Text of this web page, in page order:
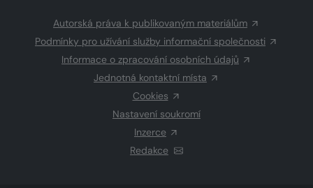
Autorská práva k publikovaným materiálům
Podmínky pro užívání služby informační společnosti
Informace o zpracování osobních údajů
Jednotná kontaktní místa
Cookies
Nastavení soukromí
Inzerce
Redakce